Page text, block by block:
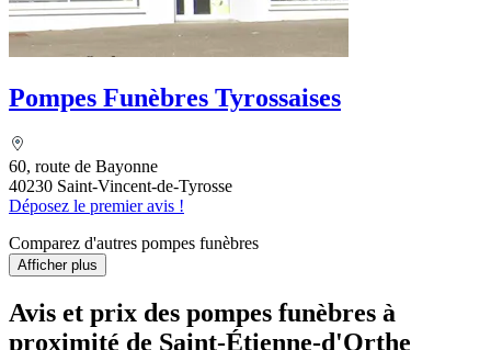
Pompes Funèbres Tyrossaises
60, route de Bayonne
40230 Saint-Vincent-de-Tyrosse
Déposez le premier avis !
Comparez d'autres pompes funèbres
Afficher plus
Avis et prix des pompes funèbres à
proximité de Saint-Étienne-d'Orthe